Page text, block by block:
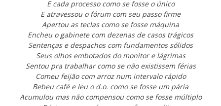
E cada processo como se fosse o único
E atravessou o fórum com seu passo firme
Apertou as teclas como se fosse máquina
Encheu o gabinete com dezenas de casos trágicos
Sentenças e despachos com fundamentos sólidos
Seus olhos embotados do monitor e lágrimas
Sentou pra trabalhar como se não existissem férias
Comeu feijão com arroz num intervalo rápido
Bebeu café e leu o d.o. como se fosse um pária
Acumulou mas não compensou como se fosse múltiplo